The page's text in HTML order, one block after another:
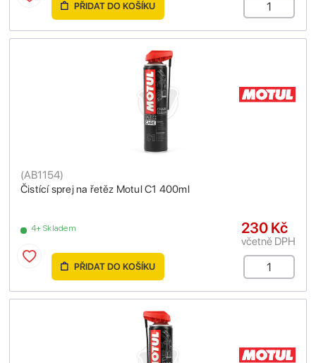
PŘIDAT DO KOŠÍKU
Čistící sprej na řetěz Motul C1 400ml
(AB1154)
4+ Skladem 230 Kč
včetně DPH
PŘIDAT DO KOŠÍKU